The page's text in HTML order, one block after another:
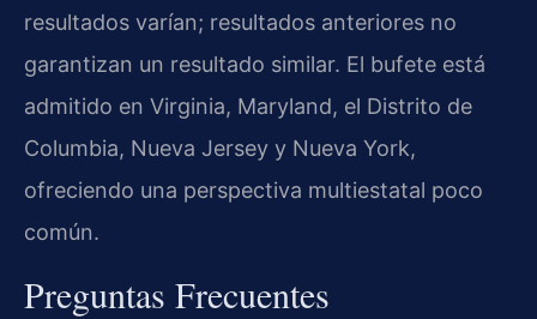
resultados varían; resultados anteriores no
garantizan un resultado similar. El bufete está
admitido en Virginia, Maryland, el Distrito de
Columbia, Nueva Jersey y Nueva York,
ofreciendo una perspectiva multiestatal poco
común.
Preguntas Frecuentes